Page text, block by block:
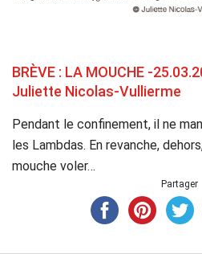
BRÈVE : LA MOUCHE -
Juliette Nicolas-Vullierme
Pendant le confinement, il ne
les Lambdas. En revanche,
mouche voler…
Partager